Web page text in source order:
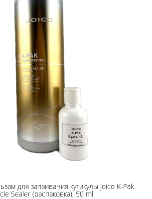
для зaпaивaния кyтикyлы Joico K-Pak
Sealer (распаковка), 50 ml